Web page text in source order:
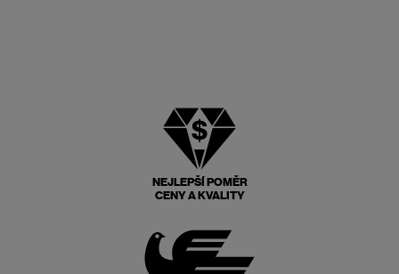
NEJLEPŠÍ POMĚR
CENY A KVALITY